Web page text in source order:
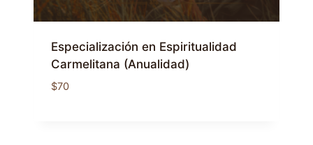
Especialización en Espiritualidad
Carmelitana (Anualidad)
$70